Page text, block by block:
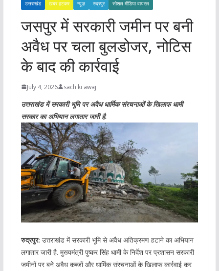
उत्तराखंड खबर हटकर न्यूज़ रुद्रपुर सोशल मीडिया वायरल
जसपुर में सरकारी जमीन पर बनी
अवैध पर चला बुलडोजर, नोटिस
के बाद की कार्रवाई
July 4, 2026 sach ki awaj
उत्तराखंड में सरकारी भूमि पर अवैध धार्मिक संरचनाओं के खिलाफ धामी
सरकार का अभियान लगातार जारी है.
रुद्रपुर: उत्तराखंड में सरकारी भूमि से अवैध अतिक्रमण हटाने का अभियान
लगातार जारी है. मुख्यमंत्री पुष्कर सिंह धामी के निर्देश पर प्रशासन सरकारी
जमीनों पर बने अवैध कब्जों और धार्मिक संरचनाओं के खिलाफ कार्रवाई कर